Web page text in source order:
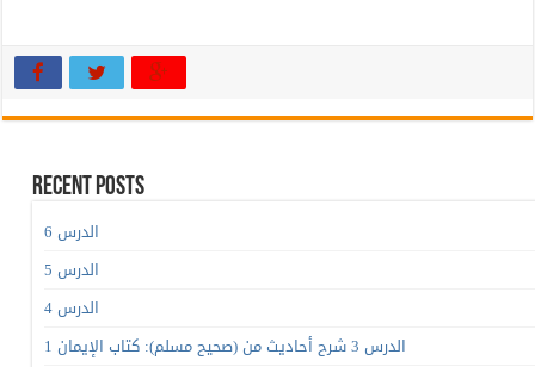
Recent Posts
الدرس 6
الدرس 5
الدرس 4
الدرس 3 شرح أحاديث من (صحيح مسلم): كتاب الإيمان 1